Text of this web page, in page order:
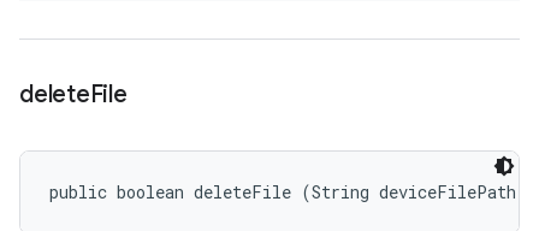
deleteFile
public boolean deleteFile (String deviceFilePath)